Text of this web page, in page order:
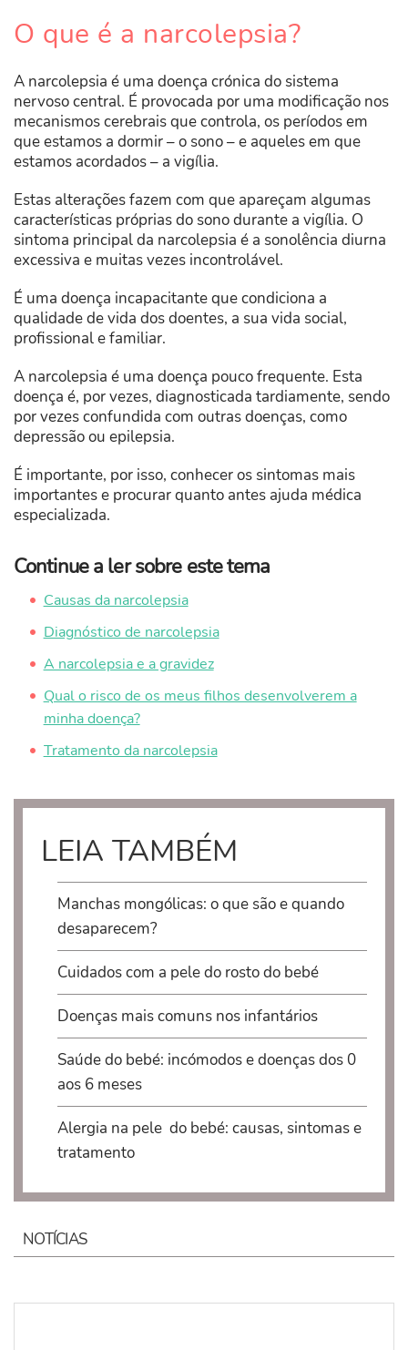
O que é a narcolepsia?
A narcolepsia é uma doença crónica do sistema
nervoso central. É provocada por uma modificação nos
mecanismos cerebrais que controla, os períodos em
que estamos a dormir – o sono – e aqueles em que
estamos acordados – a vigília.
Estas alterações fazem com que apareçam algumas
características próprias do sono durante a vigília. O
sintoma principal da narcolepsia é a sonolência diurna
excessiva e muitas vezes incontrolável.
É uma doença incapacitante que condiciona a
qualidade de vida dos doentes, a sua vida social,
profissional e familiar.
A narcolepsia é uma doença pouco frequente. Esta
doença é, por vezes, diagnosticada tardiamente, sendo
por vezes confundida com outras doenças, como
depressão ou epilepsia.
É importante, por isso, conhecer os sintomas mais
importantes e procurar quanto antes ajuda médica
especializada.
Continue a ler sobre este tema
Causas da narcolepsia
Diagnóstico de narcolepsia
A narcolepsia e a gravidez
Qual o risco de os meus filhos desenvolverem a
minha doença?
Tratamento da narcolepsia
LEIA TAMBÉM
Manchas mongólicas: o que são e quando
desaparecem?
Cuidados com a pele do rosto do bebé
Doenças mais comuns nos infantários
Saúde do bebé: incómodos e doenças dos 0
aos 6 meses
Alergia na pele do bebé: causas, sintomas e
tratamento
NOTÍCIAS